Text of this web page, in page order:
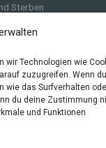
wir Technologien wie
zuzugreifen. Wenn du
wie das Surfverhalten
du deine Zustimmung
und Funktionen
Sterben